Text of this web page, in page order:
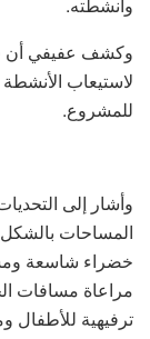
وكشف عفيفي أن
لاستيعاب الأنشطة
للمشروع.
وأشار إلى
المساحات
خضراء شاسعة
مراعاة مسافات
ترفيهية للأطفال